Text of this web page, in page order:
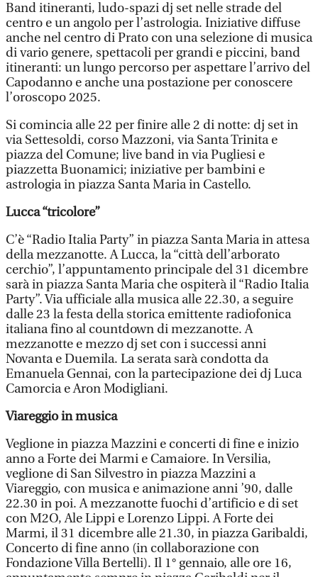
Band itineranti, ludo-spazi dj set nelle strade del
centro e un angolo per l’astrologia. Iniziative diffuse
anche nel centro di Prato con una selezione di musica
di vario genere, spettacoli per grandi e piccini, band
itineranti: un lungo percorso per aspettare l’arrivo del
Capodanno e anche una postazione per conoscere
l’oroscopo 2025.
Si comincia alle 22 per finire alle 2 di notte: dj set in
via Settesoldi, corso Mazzoni, via Santa Trinita e
piazza del Comune; live band in via Pugliesi e
piazzetta Buonamici; iniziative per bambini e
astrologia in piazza Santa Maria in Castello.
Lucca “tricolore”
C’è “Radio Italia Party” in piazza Santa Maria in attesa
della mezzanotte. A Lucca, la “città dell’arborato
cerchio”, l’appuntamento principale del 31 dicembre
sarà in piazza Santa Maria che ospiterà il “Radio Italia
Party”. Via ufficiale alla musica alle 22.30, a seguire
dalle 23 la festa della storica emittente radiofonica
italiana fino al countdown di mezzanotte. A
mezzanotte e mezzo dj set con i successi anni
Novanta e Duemila. La serata sarà condotta da
Emanuela Gennai, con la partecipazione dei dj Luca
Camorcia e Aron Modigliani.
Viareggio in musica
Veglione in piazza Mazzini e concerti di fine e inizio
anno a Forte dei Marmi e Camaiore. In Versilia,
veglione di San Silvestro in piazza Mazzini a
Viareggio, con musica e animazione anni ’90, dalle
22.30 in poi. A mezzanotte fuochi d’artificio e di set
con M2O, Ale Lippi e Lorenzo Lippi. A Forte dei
Marmi, il 31 dicembre alle 21.30, in piazza Garibaldi,
Concerto di fine anno (in collaborazione con
Fondazione Villa Bertelli). Il 1° gennaio, alle ore 16,